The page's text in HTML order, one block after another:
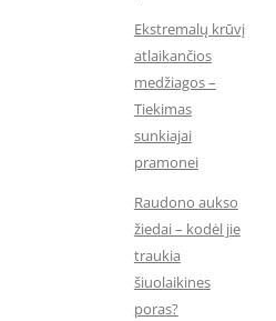
Ekstremalų krūvį
atlaikančios
medžiagos –
Tiekimas
sunkiajai
pramonei
Raudono aukso
žiedai – kodėl jie
traukia
šiuolaikines
poras?